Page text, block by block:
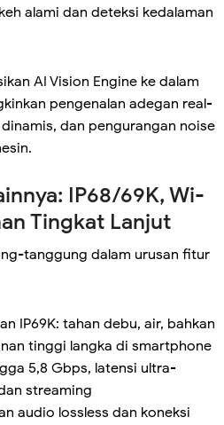
alami dan deteksi kedalaman
AI Vision Engine ke dalam
pengenalan adegan real-
dan pengurangan noise
IP68/69K, Wi-
Tingkat Lanjut
tanggung dalam urusan fitur
IP69K: tahan debu, air, bahkan
tinggi langka di smartphone
5,8 Gbps, latensi ultra-
streaming
audio lossless dan koneksi